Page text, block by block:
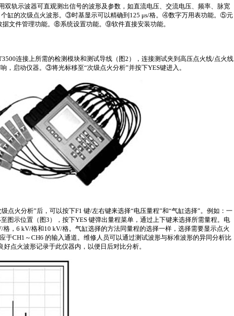
轨示波器可直观测出信号的波形及参数，如直流电压、交流电压、频率、脉宽
个缸的次级点火波形。③时基显示可以精确到 125 μs/格。④数字万用表功能。⑤元
文件管理功能。⑧系统设置功能。⑨软件直接安装功能。
连接上所需的检测模块和测试导线（图2 ），连接测试夹到高压点火线/点火线
响，启动仪器。③将光标移至“次级点火分析”并按下YES键进入。
点火分析”后，可以按下F1 键/左右键来选择“电压量程”和“气缸选择”。例如：一
图示位置（图3 ），按下YES 键弹出量程菜单，通过上下键来选择所需量程。电
格， 6 kV/格和10 kV/格。气缸选择的方法同量程的选择一样，选择需要显示点火
于CH1 ～CH6 的输入通道。维修人员可以通过测试波形与标准波形的异同分析比
点火波形记录于此仪器内，以便日后对比分析。